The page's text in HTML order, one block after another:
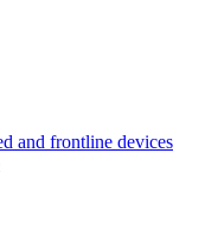
and frontline devices